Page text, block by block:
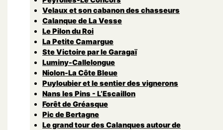
Velaux et son cabanon des chasseurs
Calanque de La Vesse
Le Pilon du Roi
La Petite Camargue
Ste Victoire par le Garagaï
Luminy-Callelongue
Niolon-La Côte Bleue
Puyloubier et le sentier des vignerons
Nans les Pins - L’Escaillon
Forêt de Gréasque
Pic de Bertagne
Le grand tour des Calanques autour de